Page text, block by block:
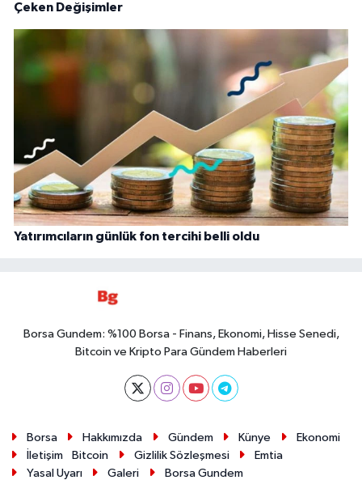
Çeken Değişimler
Yatırımcıların günlük fon tercihi belli oldu
Borsa Gundem: %100 Borsa - Finans, Ekonomi, Hisse Senedi,
Bitcoin ve Kripto Para Gündem Haberleri
Borsa Hakkımızda Gündem Künye
Ekonomi
İletişim
Bitcoin Gizlilik Sözleşmesi
Emtia
Yasal Uyarı
Galeri Borsa Gundem